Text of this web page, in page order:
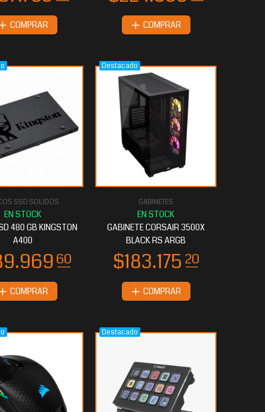
COMPRAR COMPRAR
SSD SOLIDOS
480 GB KINGSTON
A400
COMPRAR
Destacado
GABINETES
GABINETE CORSAIR 3500X
BLACK RS ARGB
COMPRAR
Destacado